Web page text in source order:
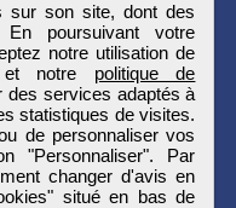
sur son site, dont des
En poursuivant votre
notre utilisation de
notre politique de
services adaptés à
statistiques de visites.
de personnaliser vos
"Personnaliser". Par
changer d'avis en
situé en bas de